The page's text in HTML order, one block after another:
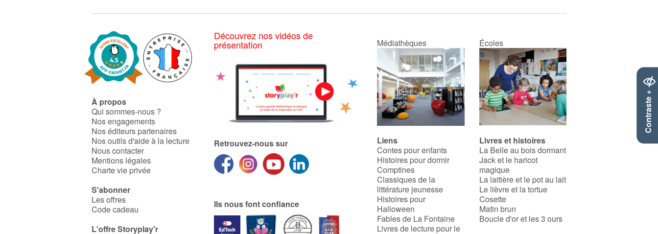
Contraste +
À propos
Qui sommes-nous ?
Nos engagements
Nos éditeurs partenaires
Nos outils d'aide à la lecture
Nous contacter
Mentions légales
Charte vie privée
S'abonner
Les offres
Code cadeau
L'offre Storyplay'r
Découvrez nos vidéos de
présentation
Retrouvez-nous sur
Ils nous font confiance
Médiathèques Écoles
Liens
Contes pour enfants
Histoires pour dormir
Comptines
Classiques de la
littérature jeunesse
Histoires pour
Halloween
Fables de La Fontaine
Livres de lecture pour le
Livres et histoires
La Belle au bois dormant
Jack et le haricot
magique
La laitière et le pot au lait
Le lièvre et la tortue
Cosette
Matin brun
Boucle d'or et les 3 ours